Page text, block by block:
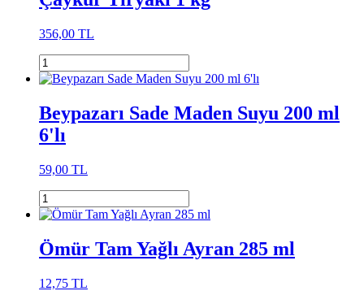
356,00 TL
Beypazarı Sade Maden Suyu 200 ml
6'lı
59,00 TL
Ömür Tam Yağlı Ayran 285 ml
12,75 TL